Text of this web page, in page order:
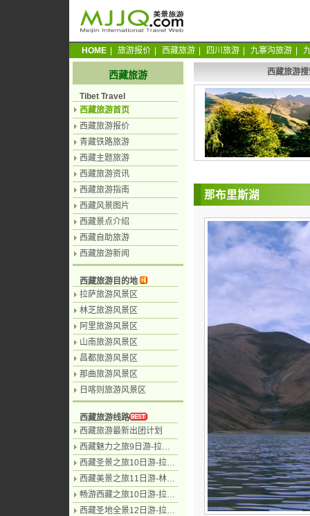
HOME 旅游报价 西藏旅游 四川旅游 九寨沟旅游
西藏旅游
那布里斯湖
西藏旅游
Tibet Travel
西藏旅游首页
西藏旅游报价
青藏铁路旅游
西藏主题旅游
西藏旅游资讯
西藏旅游指南
西藏风景图片
西藏景点介绍
西藏自助旅游
西藏旅游新闻
西藏旅游目的地
拉萨旅游风景区
林芝旅游风景区
阿里旅游风景区
山南旅游风景区
昌都旅游风景区
那曲旅游风景区
日喀则旅游风景区
西藏旅游线路
西藏旅游最新出团计划
西藏魅力之旅9日游-拉萨日喀则珠峰天湖纳木措
西藏圣景之旅10日游-拉萨.林芝.雅鲁藏布江.南迦巴瓦峰.珠峰.纳木措
西藏美景之旅11日游-林芝.波密.拉萨.日喀则.珠峰.纳木措
畅游西藏之旅10日游-拉萨.羊湖.日喀则.珠峰.纳木措.林芝
西藏圣地全景12日游-拉萨.林芝.日喀则.珠峰.纳木措.泽当12日游